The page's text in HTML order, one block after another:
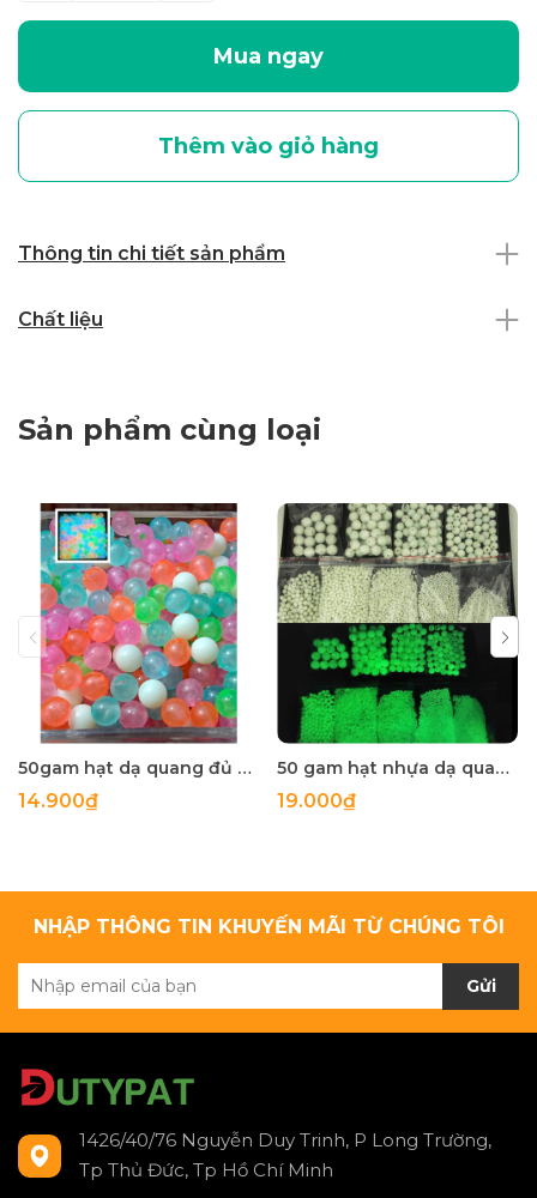
Mua ngay
Thêm vào giỏ hàng
Thông tin chi tiết sản phẩm
Chất liệu
Sản phẩm cùng loại
50gam hạt dạ quang đủ màu 6mm, 8mm, 10mm, 12mm, hạt nhựa tròn
14.900₫
50 gam hạt nhựa dạ quang tròn đủ size 4mm, 5mm, 6mm, 8mm, 10mm, 12mm, 14mm, 16mm ,18mm , 10mm, 22mm, 25mm
19.000₫
NHẬP THÔNG TIN KHUYẾN MÃI TỪ CHÚNG TÔI
Gửi
1426/40/76 Nguyễn Duy Trinh, P Long Trường,
Tp Thủ Đức, Tp Hồ Chí Minh